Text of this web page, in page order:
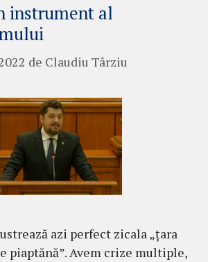
instrument al
de Claudiu Târziu
azi perfect zicala „țara
piaptănă”. Avem crize multiple,